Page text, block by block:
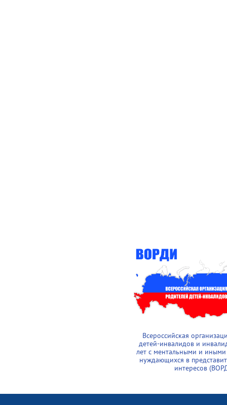
Всероссийская
детей-инвалидов и
лет с ментальными и
нуждающихся в
интересов